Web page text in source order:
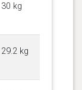
30 kg
29.2 kg